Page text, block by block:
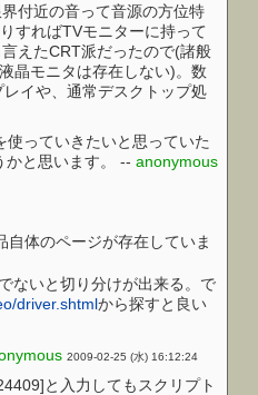
付近の音って音源の方位特
すればTVモニターに持って
えたCRT派だったので(諸般
晶モニタは存在しない)。数
イや、通常デスクトップ処
っていきたいと思っていた
かと思います。 -- anonymous
体のページが存在していま
ないと切り分けが出来る。で
driver.shtmlから探すと良い
2009-02-25 (水) 16:12:24
と入力してもスクリプト